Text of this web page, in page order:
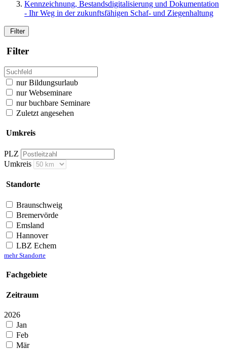
Kennzeichnung, Bestandsdigitalisierung und Dokumentation
- Ihr Weg in der zukunftsfähigen Schaf- und Ziegenhaltung
Filter
Filter
nur Bildungsurlaub
nur Webseminare
nur buchbare Seminare
Zuletzt angesehen
Umkreis
PLZ
Umkreis
Standorte
Braunschweig
Bremervörde
Emsland
Hannover
LBZ Echem
mehr Standorte
Fachgebiete
Zeitraum
2026
Jan
Feb
Mär